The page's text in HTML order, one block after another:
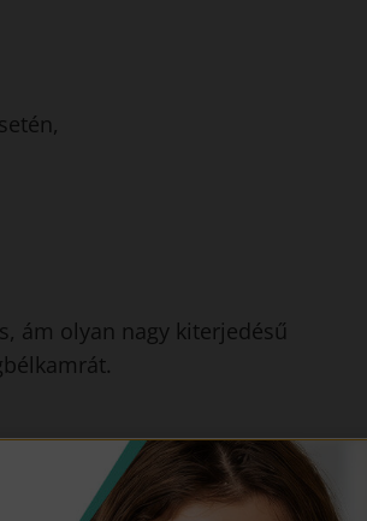
ám olyan nagy kiterjedésű
fog és környezete állapotát